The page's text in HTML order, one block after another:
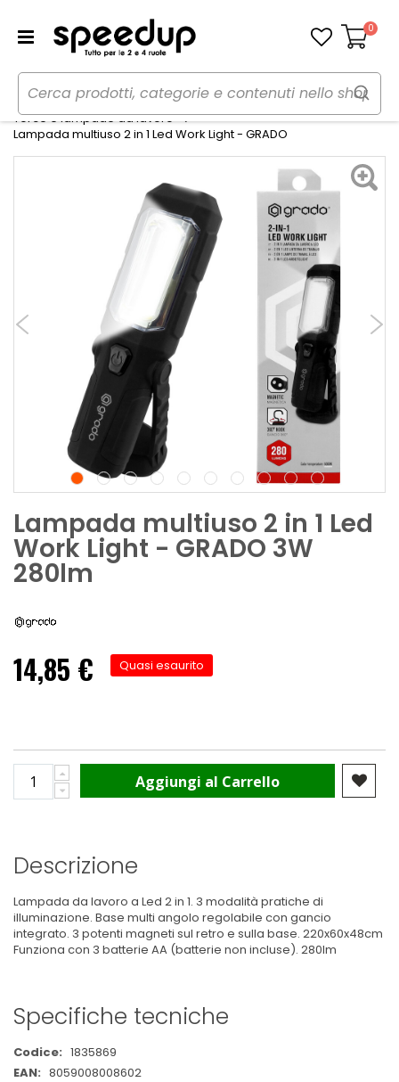
Carrello
0
Home Auto
Utensili, lampade da lavoro e torce
Torce e lampade da lavoro
Lampada multiuso 2 in 1 Led Work Light - GRADO
Lampada multiuso 2 in 1 Led
Work Light - GRADO 3W
280lm
14,85 € Quasi esaurito
Aggiungi al Carrello
Descrizione
Lampada da lavoro a Led 2 in 1. 3 modalità pratiche di
illuminazione. Base multi angolo regolabile con gancio
integrato. 3 potenti magneti sul retro e sulla base. 220x60x48cm
Funziona con 3 batterie AA (batterie non incluse). 280lm
Specifiche tecniche
Maggiori
Informazioni
1835869
8059008008602